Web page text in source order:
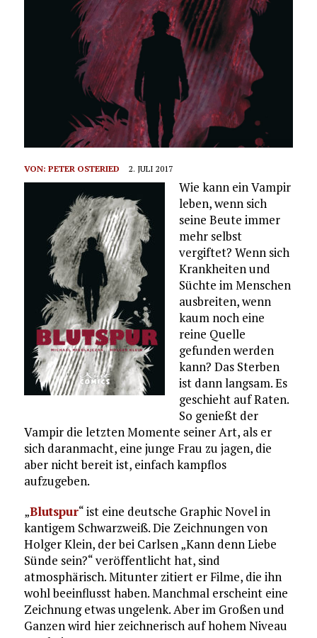
VON: PETER OSTERIED 2. JULI 2017
Wie kann ein Vampir
leben, wenn sich
seine Beute immer
mehr selbst
vergiftet? Wenn sich
Krankheiten und
Süchte im Menschen
ausbreiten, wenn
kaum noch eine
reine Quelle
gefunden werden
kann? Das Sterben
ist dann langsam. Es
geschieht auf Raten.
So genießt der
Vampir die letzten Momente seiner Art, als er
sich daranmacht, eine junge Frau zu jagen, die
aber nicht bereit ist, einfach kampflos
aufzugeben.
„Blutspur“ ist eine deutsche Graphic Novel in
kantigem Schwarzweiß. Die Zeichnungen von
Holger Klein, der bei Carlsen „Kann denn Liebe
Sünde sein?“ veröffentlicht hat, sind
atmosphärisch. Mitunter zitiert er Filme, die ihn
wohl beeinflusst haben. Manchmal erscheint eine
Zeichnung etwas ungelenk. Aber im Großen und
Ganzen wird hier zeichnerisch auf hohem Niveau